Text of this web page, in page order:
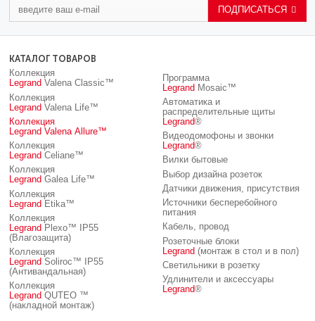
ПОДПИСАТЬСЯ
КАТАЛОГ ТОВАРОВ
Коллекция
Legrand Valena Classic™
Коллекция
Legrand Valena Life™
Коллекция
Legrand Valena Allure™
Коллекция
Legrand Celiane™
Коллекция
Legrand Galea Life™
Коллекция
Legrand Etika™
Коллекция
Legrand Plexo™ IP55
(Влагозащита)
Коллекция
Legrand Soliroc™ IP55
(Антивандальная)
Коллекция
Legrand QUTEO ™
(накладной монтаж)
Программа
Legrand Mosaic™
Автоматика и
распределительные щиты
Legrand®
Видеодомофоны и звонки
Legrand®
Вилки бытовые
Выбор дизайна розеток
Датчики движения, присутствия
Источники бесперебойного
питания
Кабель, провод
Розеточные блоки
Legrand (монтаж в стол и в пол)
Светильники в розетку
Удлинители и аксессуары
Legrand®